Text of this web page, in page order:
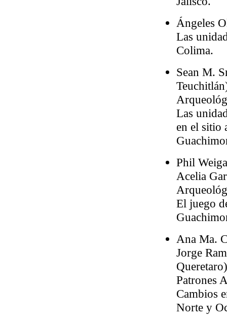
Ángeles
Las
Colima.
Sean M.
Las
en el sitio
Phil
Acelia
El juego
Ana Ma.
Jorge
Patrones
Cambios
Norte y